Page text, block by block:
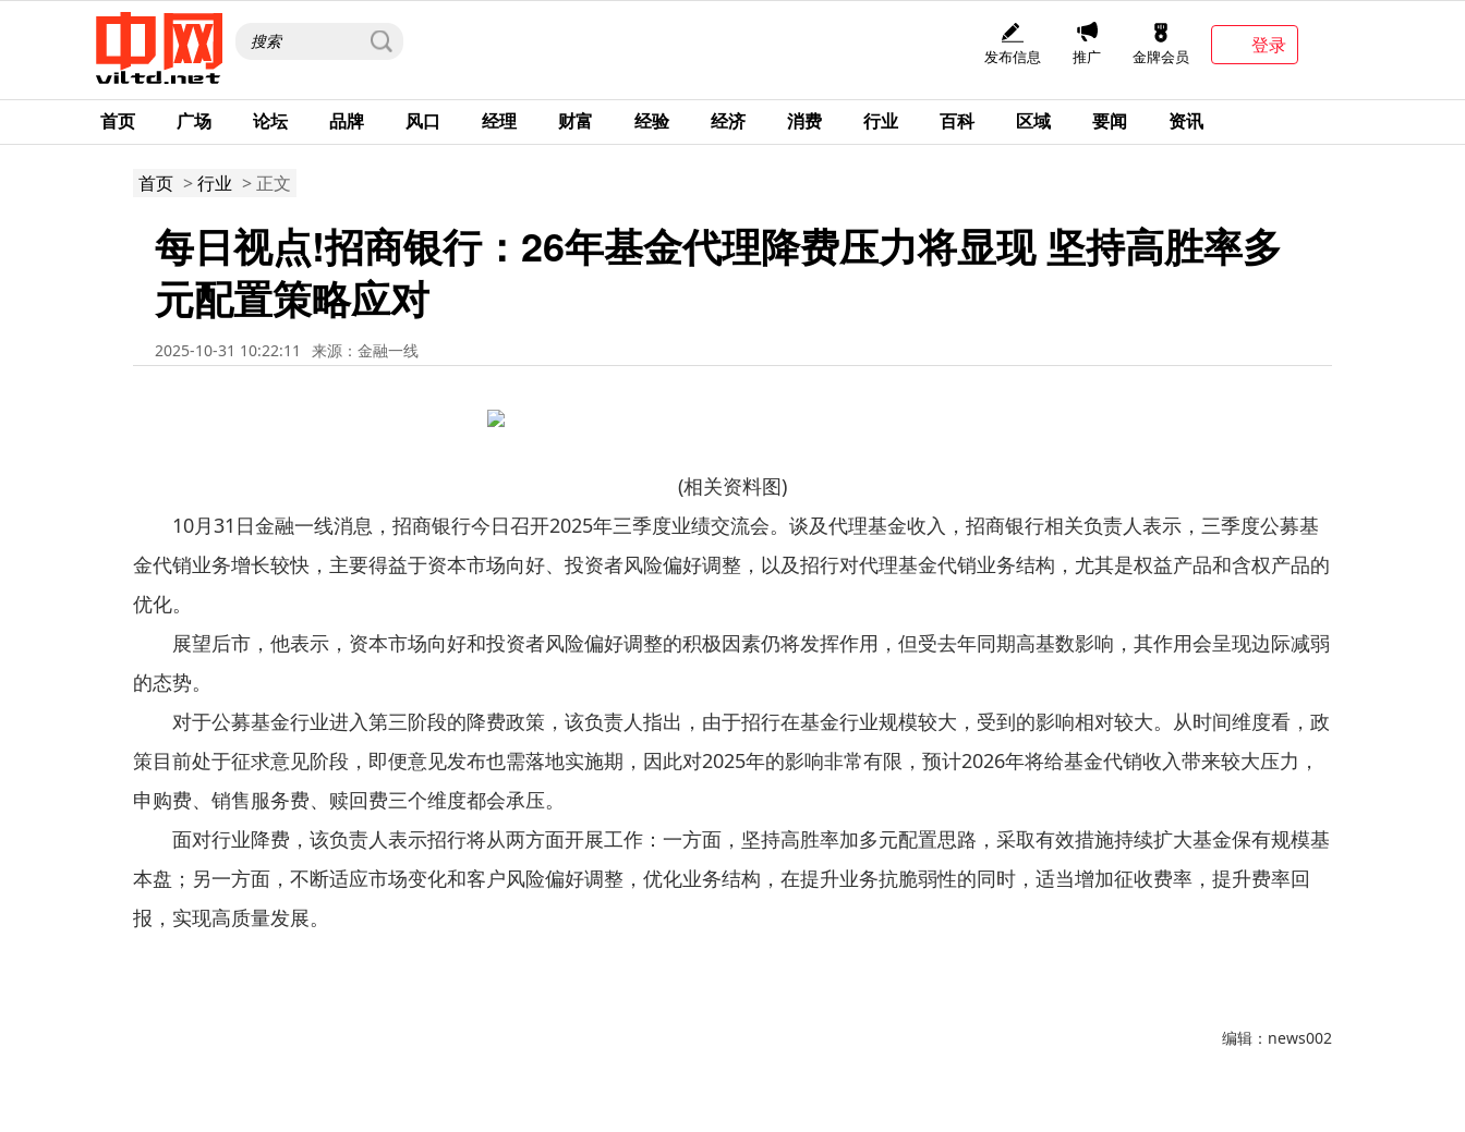
发布信息 推广 金牌会员
登录
首页 广场 论坛 品牌 风口 经理 财富 经验 经济 消费 行业 百科 区域 要闻 资讯
首页 >行业 > 正文
每日视点!招商银行：26年基金代理降费压力将显现 坚持高胜率多
元配置策略应对
2025-10-31 10:22:11 来源：金融一线
(相关资料图)
10月31日金融一线消息，招商银行今日召开2025年三季度业绩交流会。谈及代理基金收入，招商银行相关负责人表示，三季度公募基
金代销业务增长较快，主要得益于资本市场向好、投资者风险偏好调整，以及招行对代理基金代销业务结构，尤其是权益产品和含权产品的
优化。
展望后市，他表示，资本市场向好和投资者风险偏好调整的积极因素仍将发挥作用，但受去年同期高基数影响，其作用会呈现边际减弱
的态势。
对于公募基金行业进入第三阶段的降费政策，该负责人指出，由于招行在基金行业规模较大，受到的影响相对较大。从时间维度看，政
策目前处于征求意见阶段，即便意见发布也需落地实施期，因此对2025年的影响非常有限，预计2026年将给基金代销收入带来较大压力，
申购费、销售服务费、赎回费三个维度都会承压。
面对行业降费，该负责人表示招行将从两方面开展工作：一方面，坚持高胜率加多元配置思路，采取有效措施持续扩大基金保有规模基
本盘；另一方面，不断适应市场变化和客户风险偏好调整，优化业务结构，在提升业务抗脆弱性的同时，适当增加征收费率，提升费率回
报，实现高质量发展。
编辑：news002